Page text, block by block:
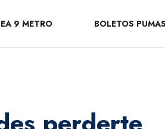
9 METRO BOLETOS